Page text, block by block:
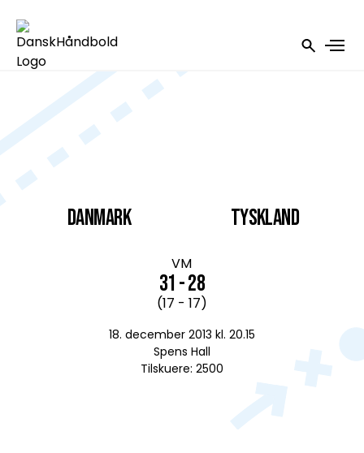
DANMARK
VM
31 - 28
(17 - 17)
18. december 2013 kl. 20.15
Spens Hall
Tilskuere: 2500
Tyskland